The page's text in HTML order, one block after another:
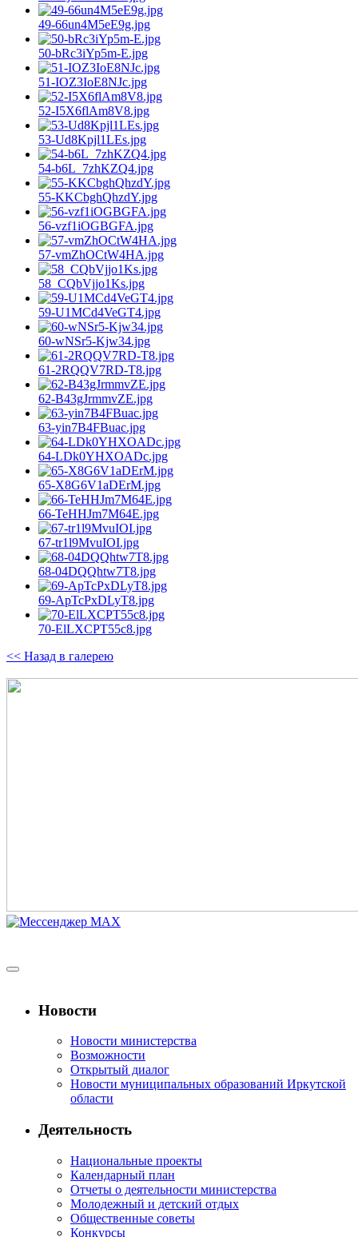
49-66un4M5eE9g.jpg
50-bRc3iYp5m-E.jpg
51-IOZ3IoE8NJc.jpg
52-I5X6flAm8V8.jpg
53-Ud8Kpjl1LEs.jpg
54-b6L_7zhKZQ4.jpg
55-KKCbghQhzdY.jpg
56-vzf1iOGBGFA.jpg
57-vmZhOCtW4HA.jpg
58_CQbVjjo1Ks.jpg
59-U1MCd4VeGT4.jpg
60-wNSr5-Kjw34.jpg
61-2RQQV7RD-T8.jpg
62-B43gJrmmvZE.jpg
63-yin7B4FBuac.jpg
64-LDk0YHXOADc.jpg
65-X8G6V1aDErM.jpg
66-TeHHJm7M64E.jpg
67-tr1l9MvuIOI.jpg
68-04DQQhtw7T8.jpg
69-ApTcPxDLyT8.jpg
70-ElLXCPT55c8.jpg
<< Назад в галерею
Новости
Новости министерства
Возможности
Открытый диалог
Новости муниципальных образований Иркутской
области
Деятельность
Национальные проекты
Календарный план
Отчеты о деятельности министерства
Молодежный и детский отдых
Общественные советы
Конкурсы